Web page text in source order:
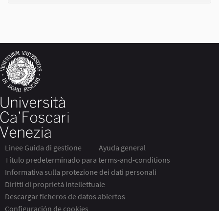
Linee Guida di gestione
Ayuda general
Título predeterminado para terms-and-conditions
Informativa sulla protezione dei dati personali
Diritti di proprietà intellettuale
Descargar ficheros de datos abiertos
Configuración de cookies